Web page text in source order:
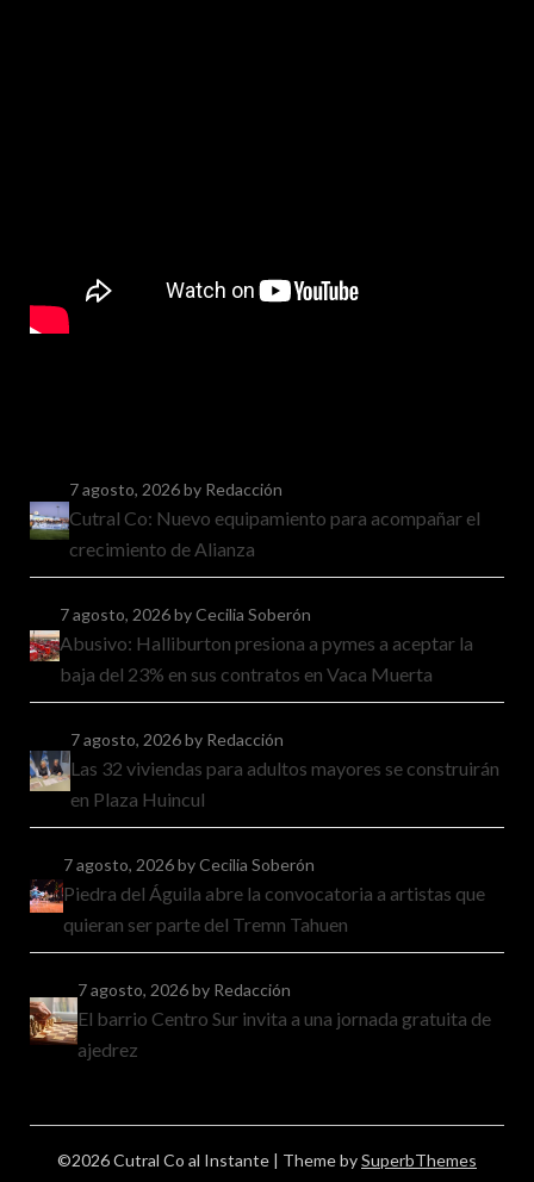
7 agosto, 2026by Redacción
Cutral Co: Nuevo equipamiento para acompañar el
crecimiento de Alianza
7 agosto, 2026by Cecilia Soberón
Abusivo: Halliburton presiona a pymes a aceptar la
baja del 23% en sus contratos en Vaca Muerta
7 agosto, 2026by Redacción
Las 32 viviendas para adultos mayores se construirán
en Plaza Huincul
7 agosto, 2026by Cecilia Soberón
Piedra del Águila abre la convocatoria a artistas que
quieran ser parte del Tremn Tahuen
7 agosto, 2026by Redacción
El barrio Centro Sur invita a una jornada gratuita de
ajedrez
©2026 Cutral Co al Instante | Theme bySuperbThemes